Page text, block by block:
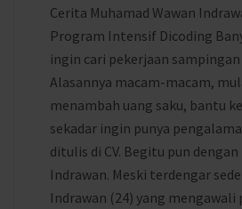
Cerita Muhamad Wawan
Program Intensif Dicoding
ingin cari pekerjaan
Alasannya macam-macam,
menambah uang saku, bantu
sekadar ingin punya
ditulis di CV. Begitu pun
Indrawan. Meski terdengar
Indrawan (24) yang mengawali